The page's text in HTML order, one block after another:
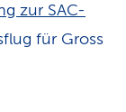
zur SAC-
für Gross